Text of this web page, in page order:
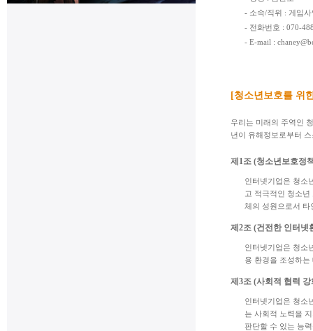
- 소속/직위 : 게임
- 전화번호 : 070-
- E-mail :
[청소년보호를 위
우리는 미래의 주역인
년이 유해정보로부터
제1조 (청소년보호정
인터넷기업은 청소
고 적극적인 청소
체의 성원으로서 타
제2조 (건전한 인터넷
인터넷기업은 청소
용 환경을 조성하
제3조 (사회적 협력 강
인터넷기업은 청소
는 사회적 노력을
판단할 수 있는 능